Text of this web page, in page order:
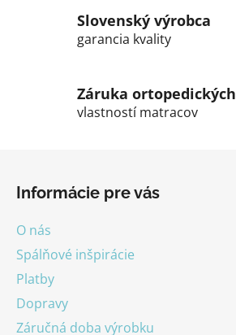
Slovenský výrobca
garancia kvality
Záruka ortopedických
vlastností matracov
Informácie pre vás
O nás
Spálňové inšpirácie
Platby
Dopravy
Záručná doba výrobku